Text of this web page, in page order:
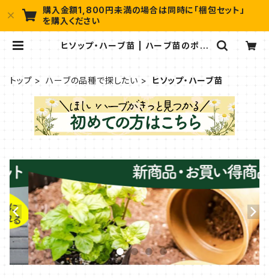
購入金額1,800円未満の場合は同時に「梱包セット」
を購入ください
ヒソップ・ハーブ苗 | ハーブ苗のポタ
トップ ハーブの品種で探したい ヒソップ・ハーブ苗